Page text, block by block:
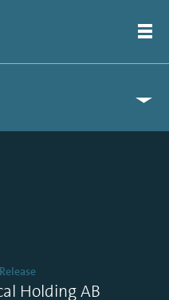
Holding AB